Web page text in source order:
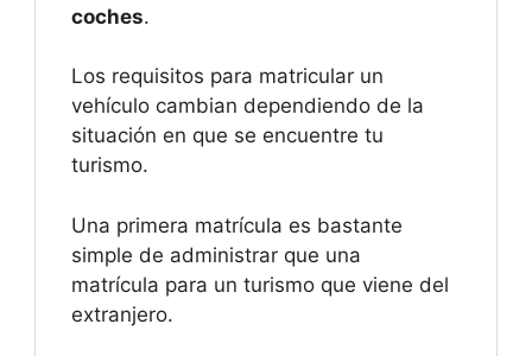
coches.
Los requisitos para matricular un
vehículo cambian dependiendo de la
situación en que se encuentre tu
turismo.
Una primera matrícula es bastante
simple de administrar que una
matrícula para un turismo que viene del
extranjero.